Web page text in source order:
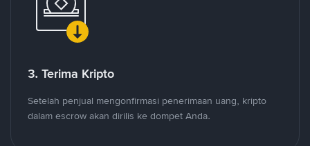
3. Terima Kripto
Setelah penjual mengonfirmasi penerimaan uang, kripto
dalam escrow akan dirilis ke dompet Anda.